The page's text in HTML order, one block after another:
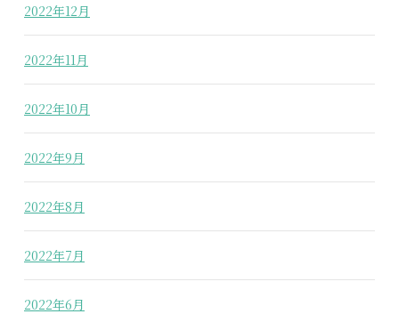
2022年12月
2022年11月
2022年10月
2022年9月
2022年8月
2022年7月
2022年6月